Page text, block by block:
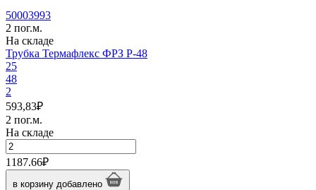
50003993
2 пог.м.
На складе
Трубка Термафлекс ФРЗ P-48
25
48
2
593,83₽
2 пог.м.
На складе
Количество
товара
Трубка
Термафлекс
1187.66₽
в корзину добавлено